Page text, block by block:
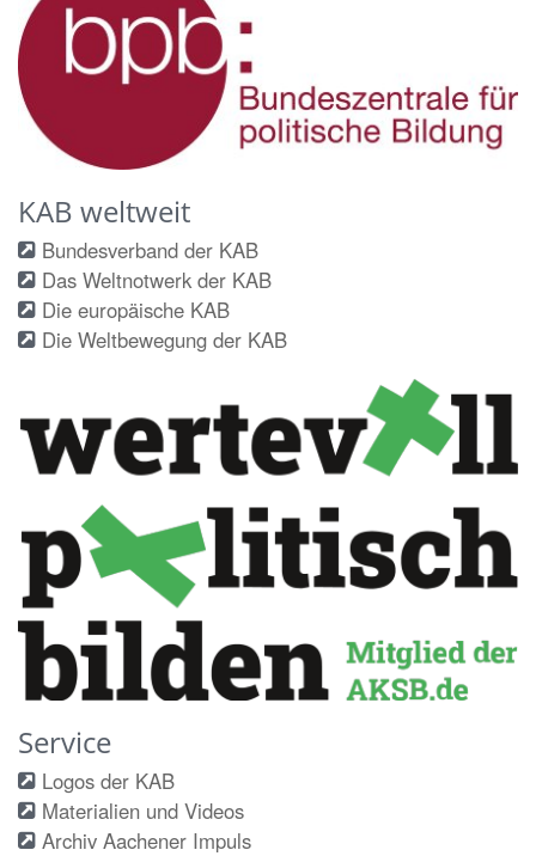
KAB weltweit
Bundesverband der KAB
Das Weltnotwerk der KAB
Die europäische KAB
Die Weltbewegung der KAB
Service
Logos der KAB
Materialien und Videos
Archiv Aachener Impuls